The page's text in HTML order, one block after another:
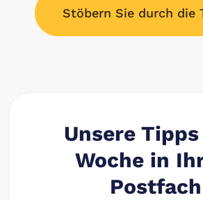
Stöbern Sie durch die
Unsere
Woche in
Postfach